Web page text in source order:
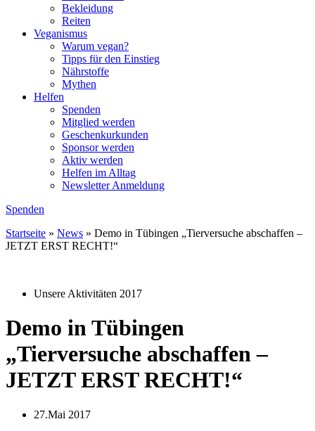
Bekleidung
Reiten
Veganismus
Warum vegan?
Tipps für den Einstieg
Nährstoffe
Mythen
Helfen
Spenden
Mitglied werden
Geschenkurkunden
Sponsor werden
Aktiv werden
Helfen im Alltag
Newsletter Anmeldung
Spenden
Startseite » News » Demo in Tübingen „Tierversuche abschaffen –
JETZT ERST RECHT!“
Unsere Aktivitäten 2017
Demo in Tübingen
„Tierversuche abschaffen –
JETZT ERST RECHT!“
27.Mai 2017